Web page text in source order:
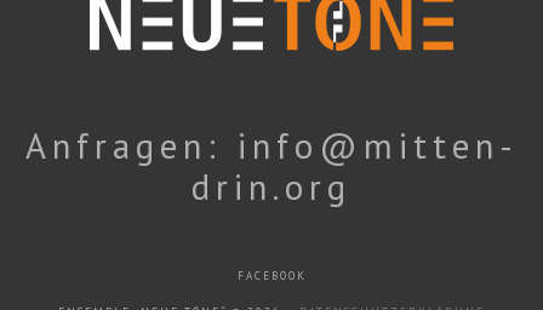
Anfragen: info@mitten-
drin.org
FACEBOOK